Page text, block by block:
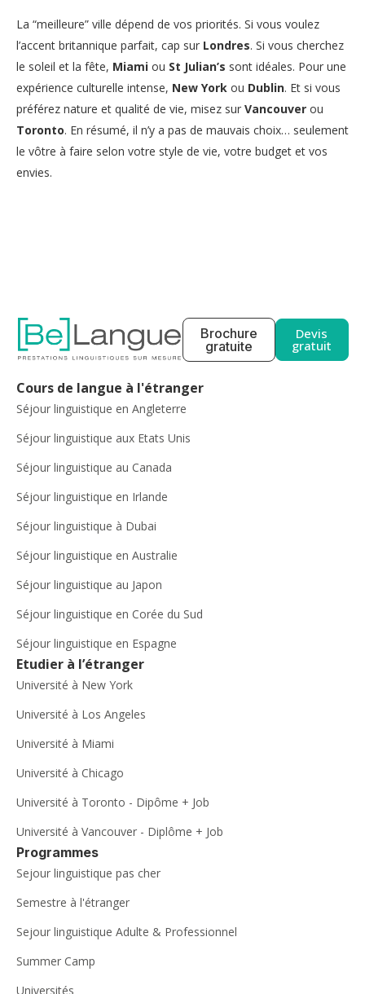
La “meilleure” ville dépend de vos priorités. Si vous voulez
l’accent britannique parfait, cap sur Londres. Si vous cherchez
le soleil et la fête, Miami ou St Julian’s sont idéales. Pour une
expérience culturelle intense, New York ou Dublin. Et si vous
préférez nature et qualité de vie, misez sur Vancouver ou
Toronto. En résumé, il n’y a pas de mauvais choix… seulement
le vôtre à faire selon votre style de vie, votre budget et vos
envies.
Brochure
gratuite
Devis
gratuit
Cours de langue à l'étranger
Séjour linguistique en Angleterre
Séjour linguistique aux Etats Unis
Séjour linguistique au Canada
Séjour linguistique en Irlande
Séjour linguistique à Dubai
Séjour linguistique en Australie
Séjour linguistique au Japon
Séjour linguistique en Corée du Sud
Séjour linguistique en Espagne
Etudier à l’étranger
Université à New York
Université à Los Angeles
Université à Miami
Université à Chicago
Université à Toronto - Dipôme + Job
Université à Vancouver - Diplôme + Job
Programmes
Sejour linguistique pas cher
Semestre à l'étranger
Sejour linguistique Adulte & Professionnel
Summer Camp
Universités